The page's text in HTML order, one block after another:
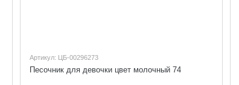
Артикул: ЦБ-00296273
Песочник для девочки цвет молочный 74